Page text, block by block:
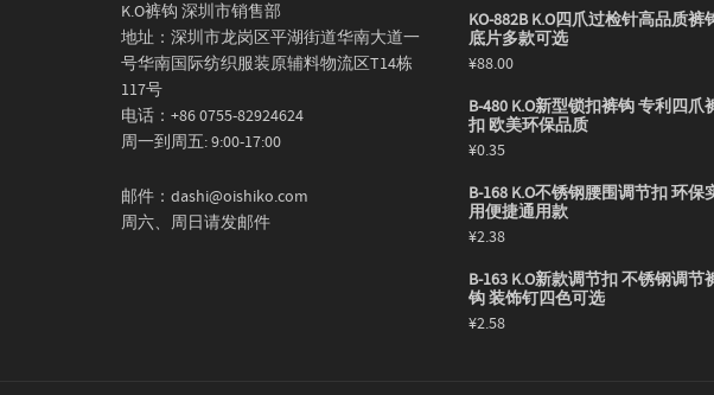
K.O裤钩 深圳市销售部
地址：深圳市龙岗区平湖街道华南大道一
号华南国际纺织服装原辅料物流区T14栋
117号
电话：+86 0755-82924624
周一到周五: 9:00-17:00
邮件：dashi@oishiko.com
周六、周日请发邮件
KO-882B K.O四爪过检针高品质裤
底片多款可选
¥88.00
B-480 K.O新型锁扣裤钩 专利四爪
扣 欧美环保品质
¥0.35
B-168 K.O不锈钢腰围调节扣 环保
用便捷通用款
¥2.38
B-163 K.O新款调节扣 不锈钢调节
钩 装饰钉四色可选
¥2.58